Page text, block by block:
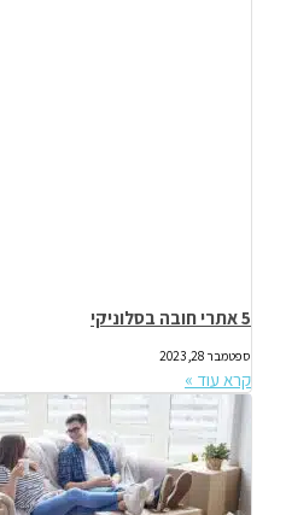
5 אתרי חובה בסלוניקי
ספטמבר 28, 2023
קרא עוד »